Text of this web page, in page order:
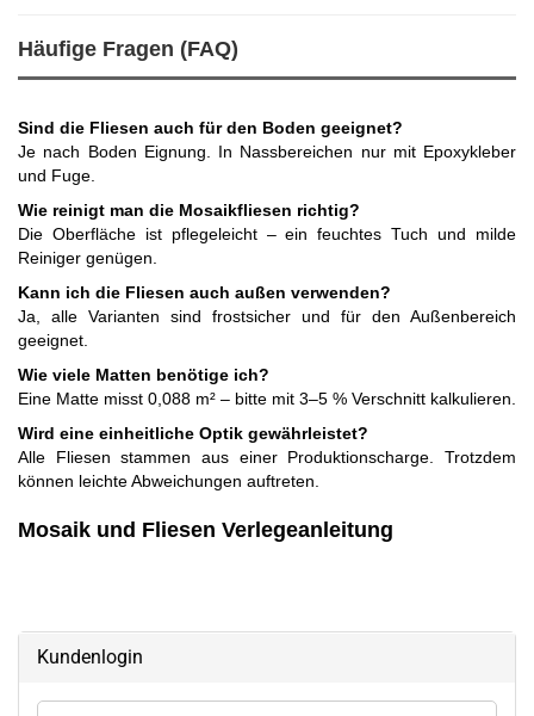
Häufige Fragen (FAQ)
Sind die Fliesen auch für den Boden geeignet?
Je nach Boden Eignung. In Nassbereichen nur mit Epoxykleber
und Fuge.
Wie reinigt man die Mosaikfliesen richtig?
Die Oberfläche ist pflegeleicht – ein feuchtes Tuch und milde
Reiniger genügen.
Kann ich die Fliesen auch außen verwenden?
Ja, alle Varianten sind frostsicher und für den Außenbereich
geeignet.
Wie viele Matten benötige ich?
Eine Matte misst 0,088 m² – bitte mit 3–5 % Verschnitt kalkulieren.
Wird eine einheitliche Optik gewährleistet?
Alle Fliesen stammen aus einer Produktionscharge. Trotzdem
können leichte Abweichungen auftreten.
Mosaik und Fliesen Verlegeanleitung
Kundenlogin